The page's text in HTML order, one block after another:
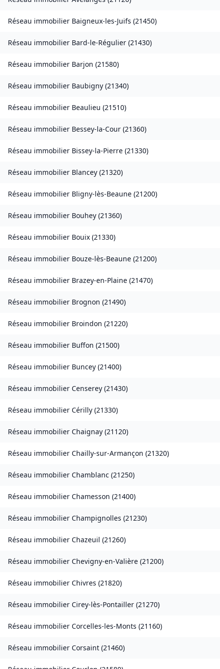
Réseau immobilier Baigneux-les-Juifs (21450)
Réseau immobilier Bard-le-Régulier (21430)
Réseau immobilier Barjon (21580)
Réseau immobilier Baubigny (21340)
Réseau immobilier Beaulieu (21510)
Réseau immobilier Bessey-la-Cour (21360)
Réseau immobilier Bissey-la-Pierre (21330)
Réseau immobilier Blancey (21320)
Réseau immobilier Bligny-lès-Beaune (21200)
Réseau immobilier Bouhey (21360)
Réseau immobilier Bouix (21330)
Réseau immobilier Bouze-lès-Beaune (21200)
Réseau immobilier Brazey-en-Plaine (21470)
Réseau immobilier Brognon (21490)
Réseau immobilier Broindon (21220)
Réseau immobilier Buffon (21500)
Réseau immobilier Buncey (21400)
Réseau immobilier Censerey (21430)
Réseau immobilier Cérilly (21330)
Réseau immobilier Chaignay (21120)
Réseau immobilier Chailly-sur-Armançon (21320)
Réseau immobilier Chamblanc (21250)
Réseau immobilier Chamesson (21400)
Réseau immobilier Champignolles (21230)
Réseau immobilier Chazeuil (21260)
Réseau immobilier Chevigny-en-Valière (21200)
Réseau immobilier Chivres (21820)
Réseau immobilier Cirey-lès-Pontailler (21270)
Réseau immobilier Corcelles-les-Monts (21160)
Réseau immobilier Corsaint (21460)